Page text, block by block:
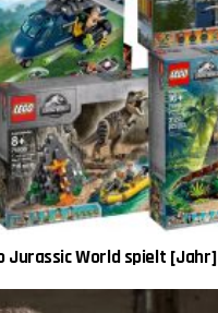
Jurassic World spielt [Jahr]